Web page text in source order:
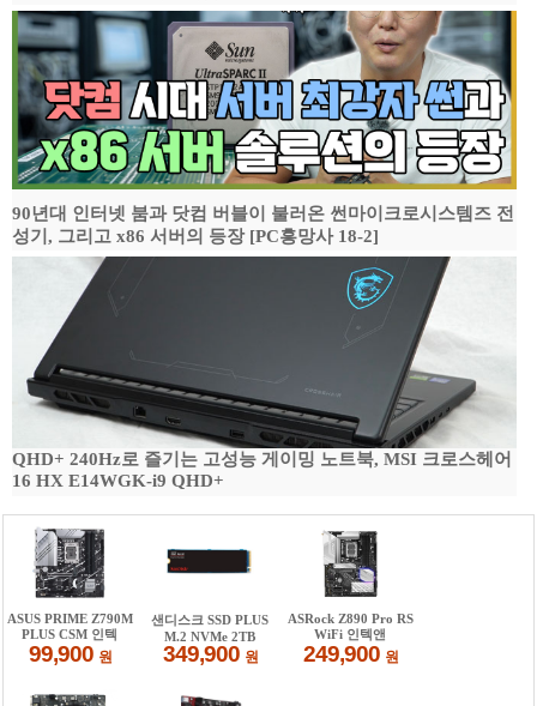
90년대 인터넷 붐과 닷컴 버블이 불러온 썬마이크로시스템즈 전
성기, 그리고 x86 서버의 등장 [PC흥망사 18-2]
QHD+ 240Hz로 즐기는 고성능 게이밍 노트북, MSI 크로스헤어
16 HX E14WGK-i9 QHD+